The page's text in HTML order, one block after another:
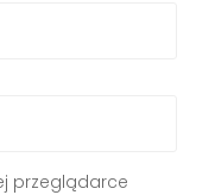
przeglądarce